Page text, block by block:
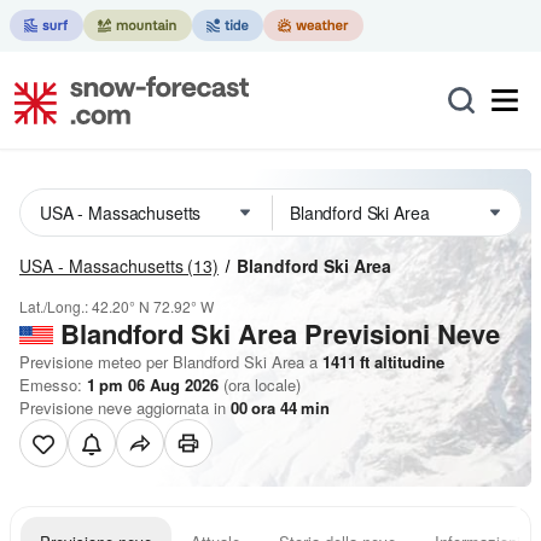
USA - Massachusetts (13) Blandford Ski Area
Lat./Long.:42.20° N 72.92° W
Blandford Ski Area Previsioni Neve
Previsione meteo per Blandford Ski Area a 1411 ft altitudine
Emesso: 1 pm 06 Aug 2026 (ora locale)
Previsione neve aggiornata in 00ora 44min